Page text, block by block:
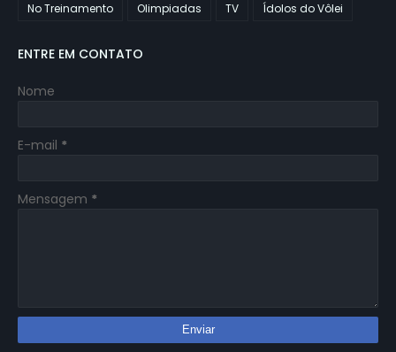
No Treinamento
Olimpiadas TV Ídolos do Vôlei
ENTRE EM CONTATO
Nome
E-mail *
Mensagem *